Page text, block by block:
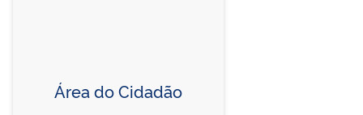
Área do Cidadão